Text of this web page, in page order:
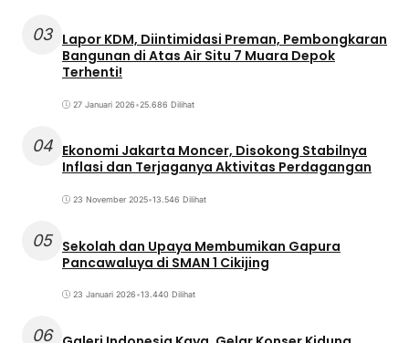
03 Lapor KDM, Diintimidasi Preman, Pembongkaran
Bangunan di Atas Air Situ 7 Muara Depok
Terhenti!
27 Januari 2026•25.686 Dilihat
04 Ekonomi Jakarta Moncer, Disokong Stabilnya
Inflasi dan Terjaganya Aktivitas Perdagangan
23 November 2025•13.546 Dilihat
05 Sekolah dan Upaya Membumikan Gapura
Pancawaluya di SMAN 1 Cikijing
23 Januari 2026•13.440 Dilihat
06